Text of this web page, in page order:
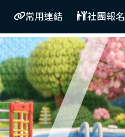
常用連結 社團報名